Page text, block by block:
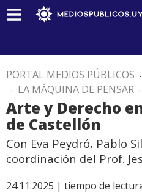
PORTAL MEDIOS PÚBLICOS .
. LA MÁQUINA DE PENSAR .
Arte y Derecho
de Castellón
Con Eva Peydró, Pablo
coordinación del Prof.
24.11.2025 | tiempo de